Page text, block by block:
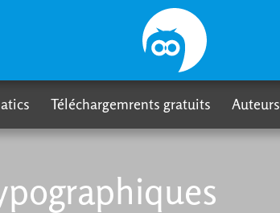
Téléchargemrents gratuits Auteurs